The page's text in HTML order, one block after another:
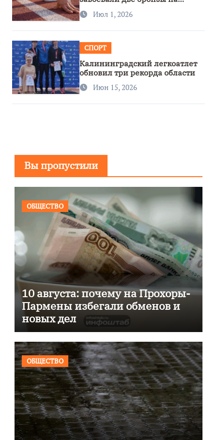
первенстве России
Июл 1, 2026
СПОРТ
Калининградский легкоатлет
обновил три рекорда области
Июн 15, 2026
Вы пропустили
ОБЩЕСТВО
10 августа: почему на Прохоры-
Пармены избегали обменов и
новых дел
ОБЩЕСТВО